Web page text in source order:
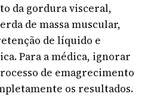
da gordura visceral,
de massa muscular,
de líquido e
Para a médica, ignorar
de emagrecimento
os resultados.